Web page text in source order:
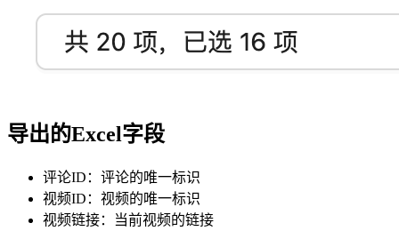
导出的Excel字段
评论ID：评论的唯一标识
视频ID：视频的唯一标识
视频链接：当前视频的链接